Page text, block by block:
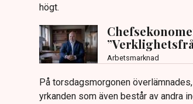
högt.
Arbetsmarknad
På torsdagsmorgonen
yrkanden som även består av andra